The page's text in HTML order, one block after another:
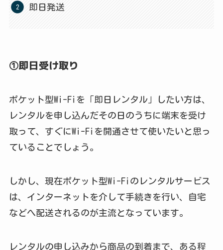
即日発送
①即日受け取り
ポケット型Wi-Fiを「即日レンタル」したい方は、
レンタルを申し込んだその日のうちに端末を受け
取って、すぐにWi-Fiを開通させて使いたいと思っ
ていることでしょう。
しかし、現在ポケット型Wi-Fiのレンタルサービス
は、インターネットを介して手続きを行い、自宅
などへ配送されるのが主流となっています。
レンタルの申し込みから商品の到着まで、ある程